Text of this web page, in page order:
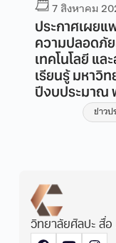
7 สิงหาคม
ประกาศเผยแ
ความปลอดภั
เทคโนโลยี แ
เรียนรู้ มหาวิท
ปีงบประมาณ
ข่าวป
วิทยาลัยศิลปะ สื่อ